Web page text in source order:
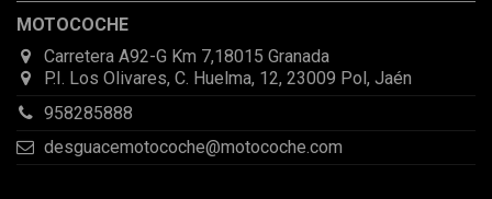
MOTOCOCHE
Carretera A92-G Km 7,18015 Granada
P.I. Los Olivares, C. Huelma, 12, 23009 Pol, Jaén
958285888
desguacemotocoche@motocoche.com